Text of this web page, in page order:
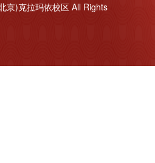
京)克拉玛依校区 All Rights